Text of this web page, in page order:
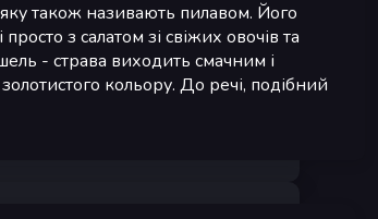
також називають пилавом. Його
з салатом зі свіжих овочів та
- страва виходить смачним і
кольору. До речі, подібний